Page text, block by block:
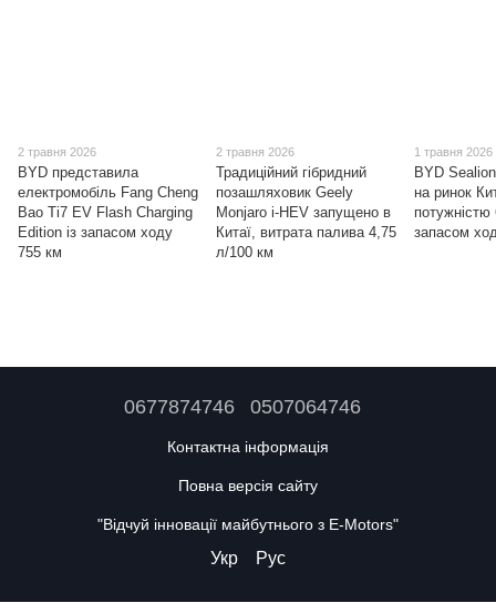
2 травня 2026
BYD представила
електромобіль Fang Cheng
Bao Ti7 EV Flash Charging
Edition із запасом ходу
755 км
2 травня 2026
Традиційний гібридний
позашляховик Geely
Monjaro i-HEV запущено в
Китаї, витрата палива 4,75
л/100 км
1 травня 2026
BYD
на ринок
запасом
0677874746 0507064746
Контактна інформація
Повна версія сайту
"Відчуй інновації майбутнього з E-Motors"
Укр Рус